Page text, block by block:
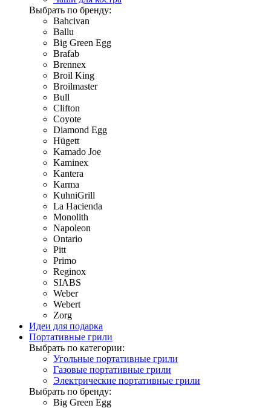
Выбрать по бренду:
Bahcivan
Ballu
Big Green Egg
Brafab
Brennex
Broil King
Broilmaster
Bull
Clifton
Coyote
Diamond Egg
Hügett
Kamado Joe
Kaminex
Kantera
Karma
KuhniGrill
La Hacienda
Monolith
Napoleon
Ontario
Pitt
Primo
Reginox
SIABS
Weber
Webert
Zorg
Идеи для подарка
Портативные грили
Выбрать по категории:
Угольные портативные грили
Газовые портативные грили
Электрические портативные грили
Выбрать по бренду:
Big Green Egg